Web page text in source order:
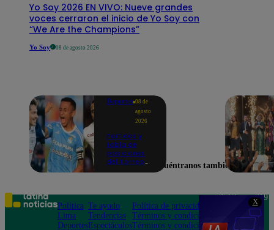
X
Yo Soy 2026 EN VIVO: Nueve grandes
voces cerraron el inicio de Yo Soy con
“We Are the Champions”
Yo Soy 08 de agosto 2026
Deportes 08 de
agosto
2026
Partidos y
tabla de
posiciones
del Torneo
en la fecha 4
Encuéntranos también en
Política
Lima
Deportes
Te ayudo
Tendencias
Espectáculos
Política de privacidad
Términos y condiciones
Términos y condiciones
Teléfono: 219
Av. San
Felipe 968